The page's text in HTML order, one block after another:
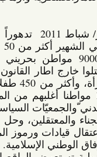
شهدت البحرين بعد الاحتجاجات السلمية التي حدثت في 14 فبراير/ شباط 2011  تدهوراً في حالة
حقوق الإنسان جراء القمع المفرط والعنيف، وقد وثق تقرير بسيوني الشهير أكثر من 50 نوعاً من
التعسفي لأسباب سياسية وطائفية، وسقوط أكثر من 150 ضحية قتلوا خارج اطار القانون، و٤٧٠٠
مواطنا فصلوا من  العمل، وتم هدم ٣٨ مسجدًا، واعتقال 300 امرأة، وأكثر من 450 طفلاً بحرينياً
تعرض للاعتقال أو الحجز أو المحاكمة، واسقاط الجنسية عن 115 مواطنا أغلبهم من المعارضين
السياسيين، و1500 مصاب، فضلًا عن استهداف جمعيّات المجتمع المدني ّوالجمعيّات السياسيّة وغلق
بعضها وملاحقة بعضٍ منه قضائيًّا، إلى جانب اكتظاظ السجون بالسجناء والمعتقلين، وحل المجلس
الإسلامي العلمائي أكبر هيئة دينية للطائفة الشيعية في البحرين، واعتقال قيادات ورموز المعارضة،